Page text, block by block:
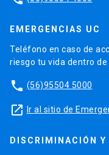
EMERGENCIAS UC
Teléfono en caso de
riesgo tu vida dentro
phone (56)95504 5000
launch Ir al sitio de
DISCRIMINACIÓN